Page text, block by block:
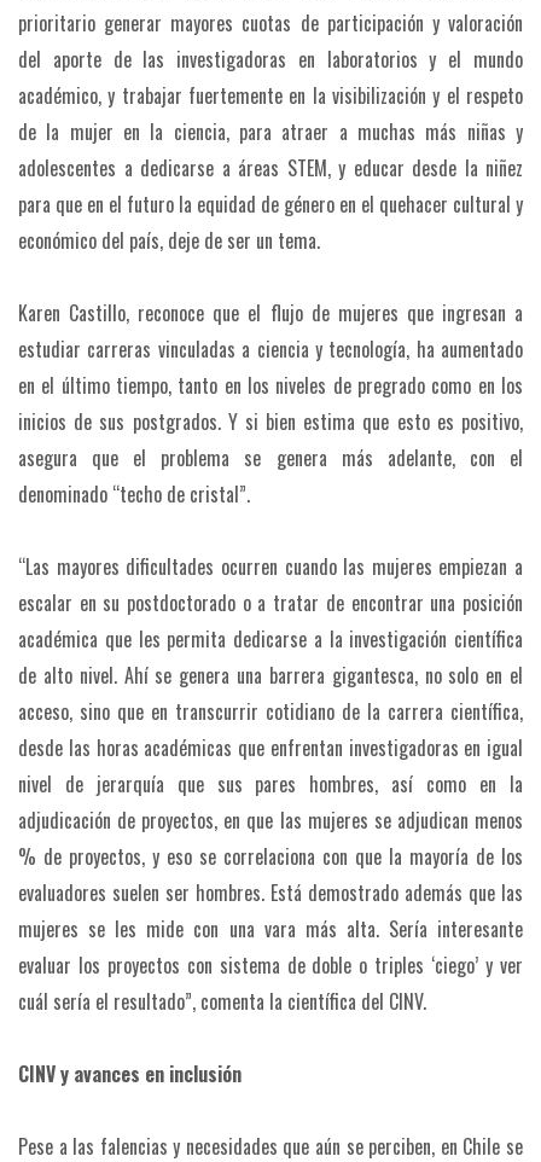
prioritario generar mayores cuotas de participación y valoración
del aporte de las investigadoras en laboratorios y el mundo
académico, y trabajar fuertemente en la visibilización y el respeto
de la mujer en la ciencia, para atraer a muchas más niñas y
adolescentes a dedicarse a áreas STEM, y educar desde la niñez
para que en el futuro la equidad de género en el quehacer cultural y
económico del país, deje de ser un tema.
Karen Castillo, reconoce que el flujo de mujeres que ingresan a
estudiar carreras vinculadas a ciencia y tecnología, ha aumentado
en el último tiempo, tanto en los niveles de pregrado como en los
inicios de sus postgrados. Y si bien estima que esto es positivo,
asegura que el problema se genera más adelante, con el
denominado “techo de cristal”.
“Las mayores dificultades ocurren cuando las mujeres empiezan a
escalar en su postdoctorado o a tratar de encontrar una posición
académica que les permita dedicarse a la investigación científica
de alto nivel. Ahí se genera una barrera gigantesca, no solo en el
acceso, sino que en transcurrir cotidiano de la carrera científica,
desde las horas académicas que enfrentan investigadoras en igual
nivel de jerarquía que sus pares hombres, así como en la
adjudicación de proyectos, en que las mujeres se adjudican menos
% de proyectos, y eso se correlaciona con que la mayoría de los
evaluadores suelen ser hombres. Está demostrado además que las
mujeres se les mide con una vara más alta. Sería interesante
evaluar los proyectos con sistema de doble o triples ‘ciego’ y ver
cuál sería el resultado”, comenta la científica del CINV.
CINV y avances en inclusión
Pese a las falencias y necesidades que aún se perciben, en Chile se